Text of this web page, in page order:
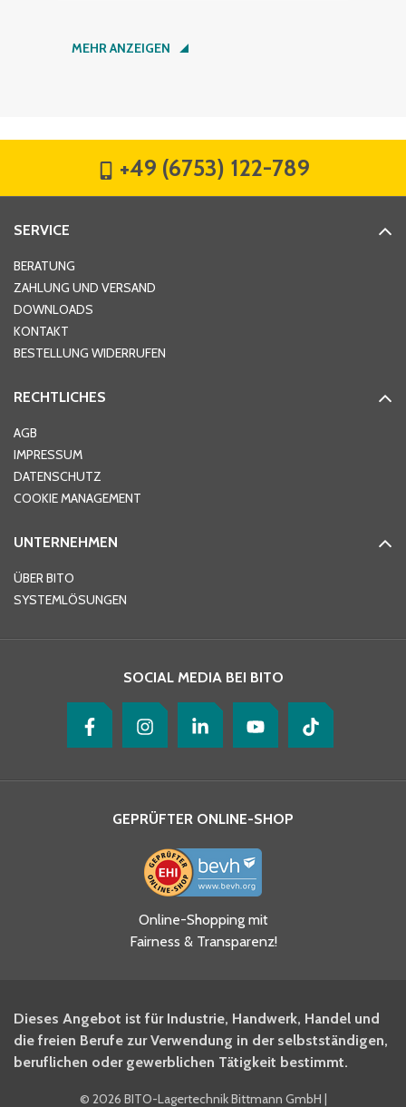
Nachname*
Hausnummer
Ort*
Telefon
Ja, ich habe die
Datenschutzhinweise gelesen
und akzeptiere diese.
BITO Newsletter Fachwissen
Intralogistiker anmelden.
MEHR ANZEIGEN
+49 (6753) 122-789
SERVICE
BERATUNG
ZAHLUNG UND VERSAND
DOWNLOADS
KONTAKT
BESTELLUNG WIDERRUFEN
RECHTLICHES
AGB
IMPRESSUM
DATENSCHUTZ
COOKIE MANAGEMENT
UNTERNEHMEN
ÜBER BITO
SYSTEMLÖSUNGEN
SOCIAL MEDIA BEI BITO
GEPRÜFTER ONLINE-SHOP
Online-Shopping mit
Fairness & Transparenz!
Dieses Angebot ist für Industrie, Handwerk, Handel und
die freien Berufe zur Verwendung in der selbstständigen,
beruflichen oder gewerblichen Tätigkeit bestimmt.
© 2026 BITO-Lagertechnik Bittmann GmbH |